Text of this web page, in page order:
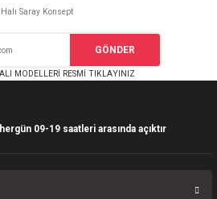
bulunuyor.
olmalı.
Halı Saray Konsept
GÖNDER
09-19 saatleri arasında açıktır